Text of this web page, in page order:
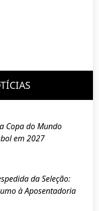
Copa do Mundo
em 2027
da Seleção:
à Aposentadoria